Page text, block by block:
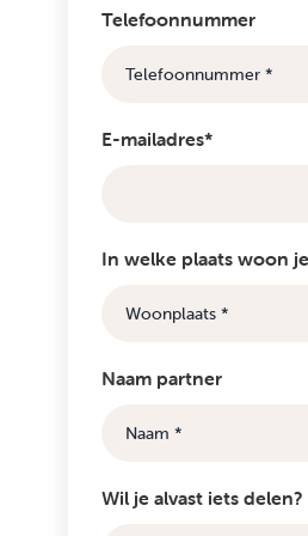
Telefoonnummer
E-mailadres*
In welke plaats woon
Naam partner
Wil je alvast iets